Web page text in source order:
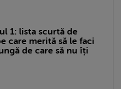
1: lista scurtă de
care merită să le faci
de care să nu îți